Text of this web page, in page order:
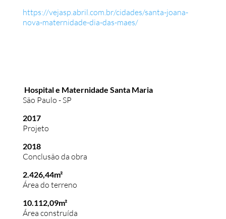
https://vejasp.abril.com.br/cidades/santa-joana-
nova-maternidade-dia-das-maes/
Hospital e Maternidade Santa Maria
São Paulo - SP
2017
Projeto
2018
Conclusão da obra
2.426,44m²
Área do terreno
10.112,09m²
Área construída